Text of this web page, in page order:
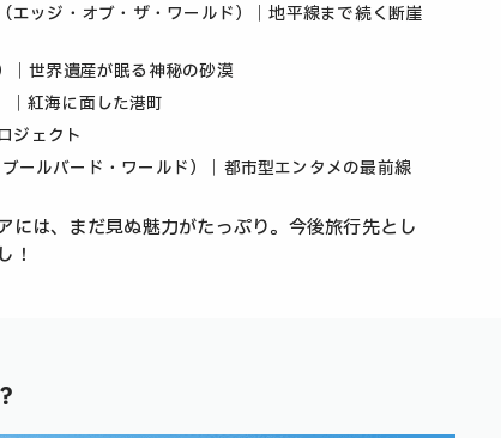
ッジ・オブ・ザ・ワールド）｜地平線まで続く断崖
世界遺産が眠る神秘の砂漠
紅海に面した港町
ジェクト
ルバード・ワールド）｜都市型エンタメの最前線
には、まだ見ぬ魅力がたっぷり。今後旅行先とし
！